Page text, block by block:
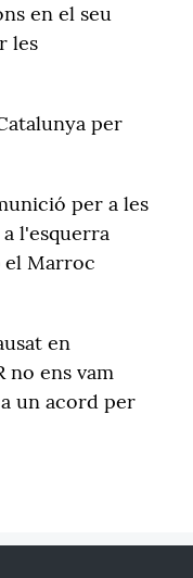
en el seu
les
per
per a les
l'esquerra
el Marroc
en
no ens vam
un acord per